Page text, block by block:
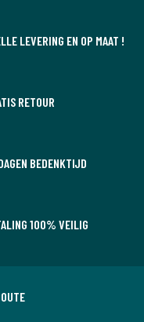
LEVERING EN OP MAAT !
RETOUR
BEDENKTIJD
100% VEILIG